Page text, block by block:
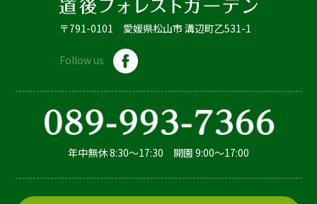
〒791-0101 愛媛県松山市 溝辺町乙531-1
Follow us
年中無休 8:30～17:30 開園 9:00～17:00